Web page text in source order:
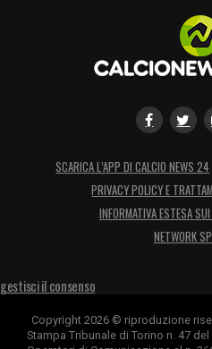
SCARICA L’APP DI CALCIO NEWS 24
PRIVACY POLICY E
INFORMATIVA ESTESA
NETWORK
gestisci il consenso
Copyright 2026 © riproduzione
Stampa Tribunale di Torino n. 47